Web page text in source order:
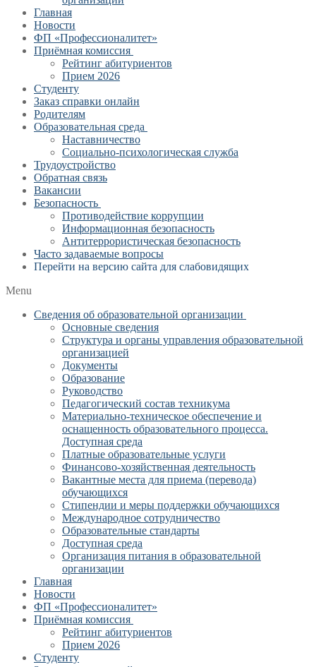
Главная
Новости
ФП «Профессионалитет»
Приёмная комиссия
Рейтинг абитуриентов
Прием 2026
Студенту
Заказ справки онлайн
Родителям
Образовательная среда
Наставничество
Социально-психологическая служба
Трудоустройство
Обратная связь
Вакансии
Безопасность
Противодействие коррупции
Информационная безопасность
Антитеррористическая безопасность
Часто задаваемые вопросы
Перейти на версию сайта для слабовидящих
Menu
Сведения об образовательной организации
Основные сведения
Структура и органы управления образовательной
организацией
Документы
Образование
Руководство
Педагогический состав техникума
Материально-техническое обеспечение и
оснащенность образовательного процесса.
Доступная среда
Платные образовательные услуги
Финансово-хозяйственная деятельность
Вакантные места для приема (перевода)
обучающихся
Стипендии и меры поддержки обучающихся
Международное сотрудничество
Образовательные стандарты
Доступная среда
Организация питания в образовательной
организации
Главная
Новости
ФП «Профессионалитет»
Приёмная комиссия
Рейтинг абитуриентов
Прием 2026
Студенту